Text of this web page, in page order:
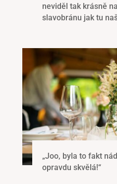
neviděl tak krásně
slavobránu jak tu
„Joo, byla to fakt
opravdu skvělá!“